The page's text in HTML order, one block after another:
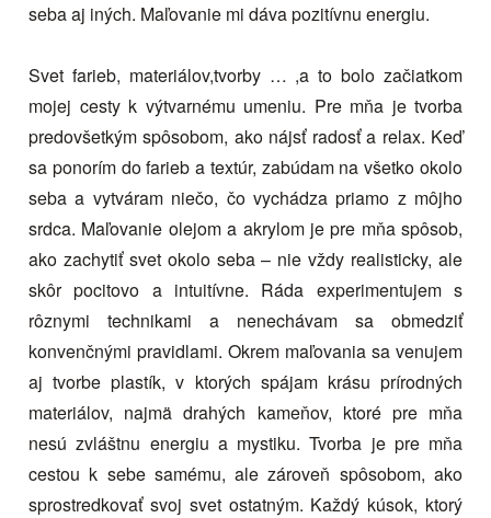
seba aj iných. Maľovanie mi dáva pozitívnu energiu.
Svet farieb, materiálov,tvorby … ,a to bolo začiatkom
mojej cesty k výtvarnému umeniu. Pre mňa je tvorba
predovšetkým spôsobom, ako nájsť radosť a relax. Keď
sa ponorím do farieb a textúr, zabúdam na všetko okolo
seba a vytváram niečo, čo vychádza priamo z môjho
srdca. Maľovanie olejom a akrylom je pre mňa spôsob,
ako zachytiť svet okolo seba – nie vždy realisticky, ale
skôr pocitovo a intuitívne. Ráda experimentujem s
rôznymi technikami a nenechávam sa obmedziť
konvenčnými pravidlami. Okrem maľovania sa venujem
aj tvorbe plastík, v ktorých spájam krásu prírodných
materiálov, najmä drahých kameňov, ktoré pre mňa
nesú zvláštnu energiu a mystiku. Tvorba je pre mňa
cestou k sebe samému, ale zároveň spôsobom, ako
sprostredkovať svoj svet ostatným. Každý kúsok, ktorý